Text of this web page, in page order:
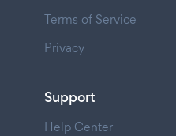
Terms of Service
Privacy
Support
Help Center